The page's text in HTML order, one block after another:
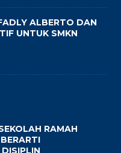
ALBERTO DAN
UNTUK SMKN
RAMAH